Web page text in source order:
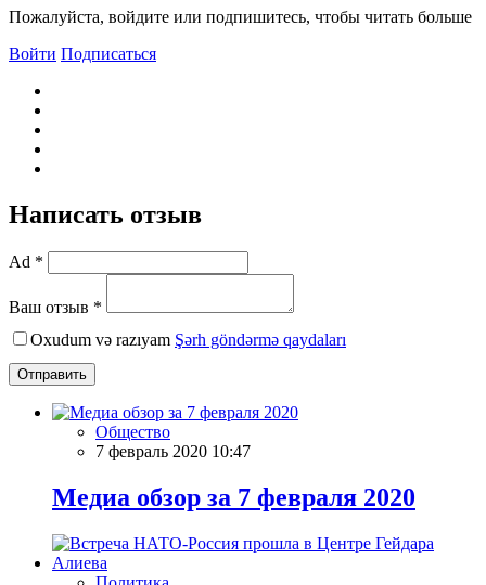
Пожалуйста, войдите или подпишитесь, чтобы читать больше
Войти Подписаться
Написать отзыв
Ad *
Ваш отзыв *
Oxudum və razıyam Şərh göndərmə qaydaları
Отправить
Общество
7 февраль 2020 10:47
Meдиа обзор за 7 февраля 2020